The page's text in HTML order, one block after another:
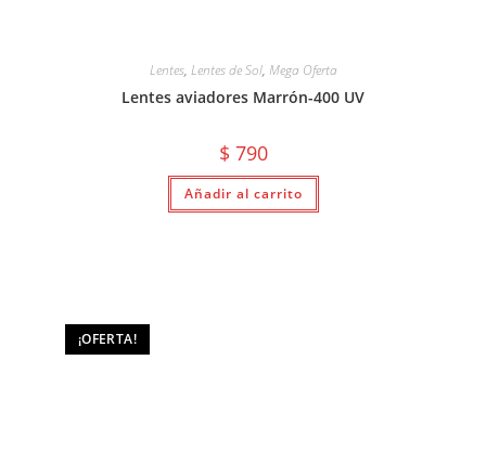
Lentes, Lentes de Sol, Mega Oferta
Lentes aviadores Marrón-400 UV
$ 790
Añadir al carrito
¡OFERTA!